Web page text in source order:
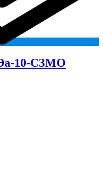
10-СЗМО